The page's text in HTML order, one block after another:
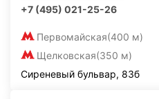
+7 (495) 021-25-26
Первомайская(400 м)
Щелковская(350 м)
Сиреневый бульвар, 83б